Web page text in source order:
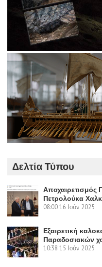
Δελτία Τύπου
Αποχαιρετισμός
Πετρολούκα
08:0016 Ιούν 2025
Εξαιρετική
Παραδοσιακών
10:38 15 Ιούν 2025